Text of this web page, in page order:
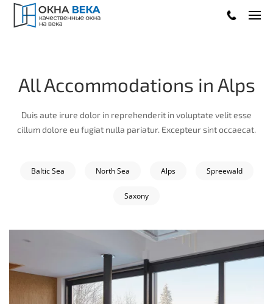
.
All Accommodations in Alps
Duis aute irure dolor in reprehenderit in voluptate velit esse
cillum dolore eu fugiat nulla pariatur. Excepteur sint occaecat.
Baltic Sea North Sea Alps Spreewald
Saxony